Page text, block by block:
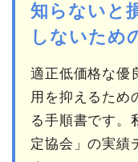
知らないと
しないため
適正低価格な優
用を抑えるため
る手順書です。
定協会」の実績